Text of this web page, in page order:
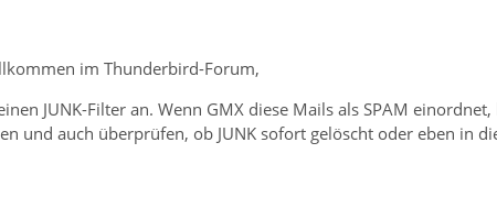
im Thunderbird-Forum,
JUNK-Filter an. Wenn GMX diese Mails als SPAM
und auch überprüfen, ob JUNK sofort gelöscht oder eben in